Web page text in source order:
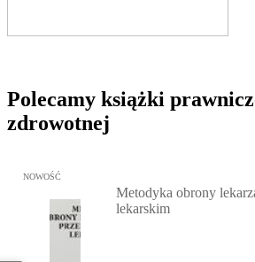
Polecamy książki
zdrowotnej
Przejdź do: Metodyka obrony lekarza
NOWOŚĆ
Metodyka obrony
lekarskim